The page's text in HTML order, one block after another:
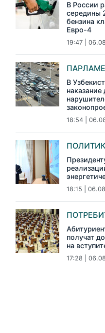
В России
середины
бензина
Евро-4
19:47 | 06.08
В
18:54 |
18:15 | 06.08
получат
на
17:28 | 06.08